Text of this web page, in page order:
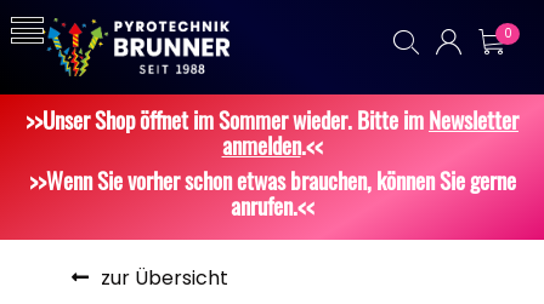
0
>>Unser Shop öffnet im Sommer wieder. Bitte imNewsletter
anmelden.<<
>>Wenn Sie vorher schon etwas brauchen, können Sie gerne
anrufen.<<
zur Übersicht